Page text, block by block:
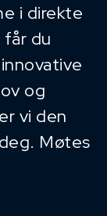
i direkte
du
og
vi den
Møtes